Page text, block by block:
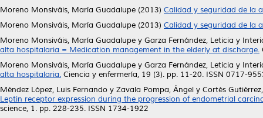
Moreno Monsiváis, María Guadalupe (2013) Calidad y seguridad de la
Moreno Monsiváis, María Guadalupe (2013) Calidad y seguridad de la
Moreno Monsiváis, María Guadalupe y Garza Fernández, Leticia y
alta hospitalaria = Medication management in the elderly at discharge.
Moreno Monsiváis, María Guadalupe y Garza Fernández, Leticia y
alta hospitalaria. Ciencia y enfermería, 19 (3). pp. 11-20. ISSN 0717-
Méndez López, Luis Fernando y Zavala Pompa, Ángel y Cortés
Leptin receptor expression during the progression of endometrial
science, 1. pp. 228-235. ISSN 1734-1922